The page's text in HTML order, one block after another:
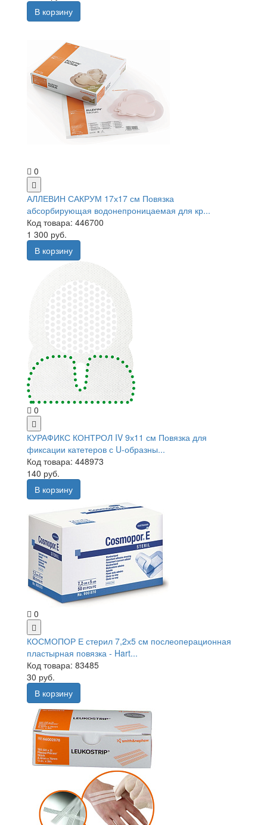
В корзину
0
АЛЛЕВИН САКРУМ 17х17 см Повязка
абсорбирующая водонепроницаемая для кр...
Код товара: 446700
1 300 руб.
В корзину
0
КУРАФИКС КОНТРОЛ IV 9х11 см Повязка для
фиксации катетеров с U-образны...
Код товара: 448973
140 руб.
В корзину
0
КОСМОПОР Е стерил 7,2х5 см послеоперационная
пластырная повязка - Hart...
Код товара: 83485
30 руб.
В корзину